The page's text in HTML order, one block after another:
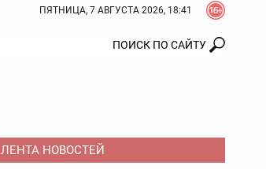
ПЯТНИЦА, 7 АВГУСТА 2026, 18:41
ЛЕНТА НОВОСТЕЙ